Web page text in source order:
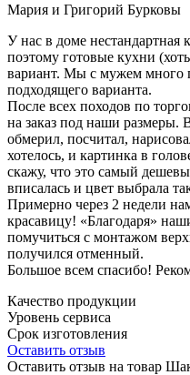
Мария и Григорий Бурковы
У нас в доме нестандартная
поэтому готовые кухни
вариант. Мы с мужем много
подходящего варианта.
После всех походов по
на заказ под наши размеры.
обмерил, посчитал,
хотелось, и картинка в
скажу, что это самый
вписалась и цвет выбрала
Примерно через 2 недели
красавицу! «Благодаря»
помучиться с монтажом
получился отменный.
Большое всем спасибо!
Качество продукции
Уровень сервиса
Срок изготовления
Оставить отзыв
Оставить отзыв на товар